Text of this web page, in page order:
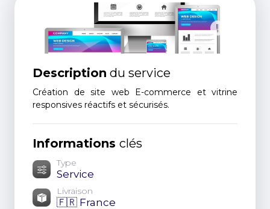
Description du service
Création de site web E-commerce et vitrine
responsives réactifs et sécurisés.
Informations clés
Type
Service
Livraison
🇫🇷 France